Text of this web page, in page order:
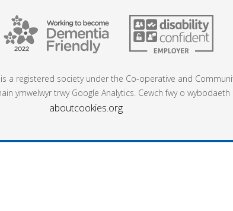
a registered society under the Co-operative and
ymwelwyr trwy Google Analytics. Cewch fwy o
aboutcookies.org